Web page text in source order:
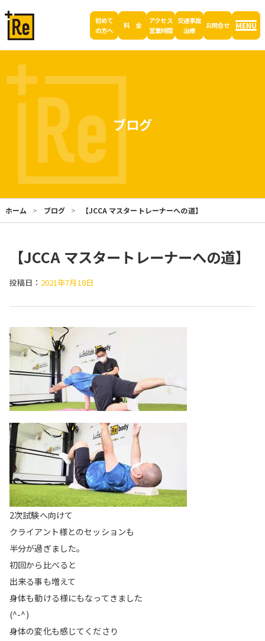
初めて
の方へ
料 金
アクセス
営業時間
交通事故
治療
お問合せ MENU
ブログ
ホーム ブログ 【JCCA マスタートレーナーへの道】
【JCCA マスタートレーナーへの道】
投稿日： 2021年7月18日
2次試験へ向けて
クライアント様とのセッションも
半分が過ぎました。
初回から比べると
出来る事も増えて
身体も動ける様にもなってきました
(^-^)
身体の変化も感じてくださり